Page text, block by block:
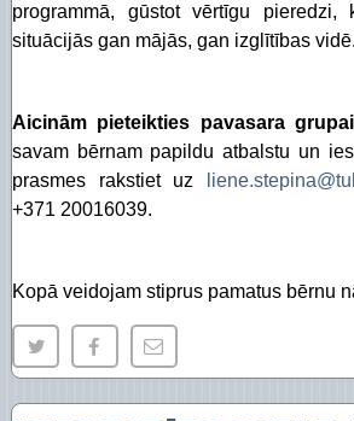
programmā, gūstot vērtīgu pieredzi,
situācijās gan mājās, gan izglītības vidē.
Aicinām pieteikties pavasara
savam bērnam papildu atbalstu un
prasmes rakstiet uz
+371 20016039.
Kopā veidojam stiprus pamatus bērnu